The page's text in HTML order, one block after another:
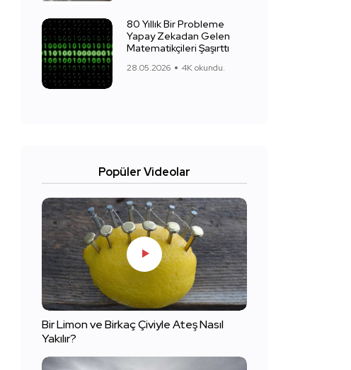
80 Yıllık Bir Probleme
Yapay Zekadan Gelen
Matematikçileri Şaşırttı
28.05.2026 4K okundu.
Popüler Videolar
Bir Limon ve Birkaç Çiviyle Ateş Nasıl
Yakılır?